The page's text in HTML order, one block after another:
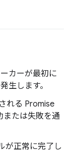
カーが最初に
生します。
れる Promise
または失敗を通
が正常に完了し